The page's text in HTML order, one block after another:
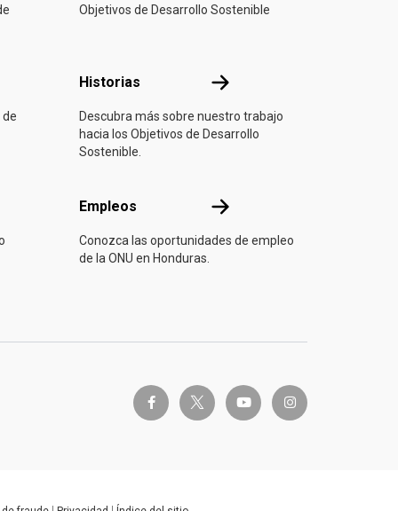
Objetivos de Desarrollo Sostenible
Historias Historias
Descubra más sobre nuestro trabajo
hacia los Objetivos de Desarrollo
Sostenible.
Empleos Empleos
Conozca las oportunidades de empleo
de la ONU en Honduras.
facebook-ftwitter-x youtube instagram